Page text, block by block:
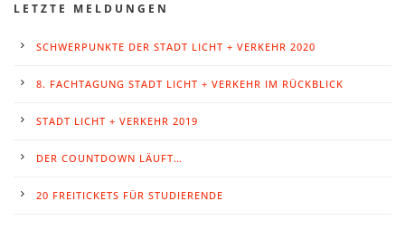
LETZTE MELDUNGEN
SCHWERPUNKTE DER STADT LICHT + VERKEHR 2020
8. FACHTAGUNG STADT LICHT + VERKEHR IM RÜCKBLICK
STADT LICHT + VERKEHR 2019
DER COUNTDOWN LÄUFT…
20 FREITICKETS FÜR STUDIERENDE